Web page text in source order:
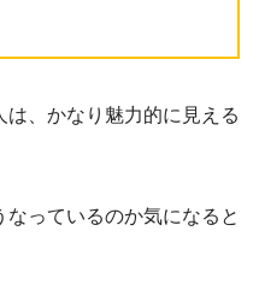
、かなり魅力的に見える
っているのか気になると